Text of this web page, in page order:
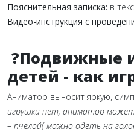
Пояснительная записка: в
Видео-инструкция с
?Подвижные
детей - как
Аниматор выносит яркую,
игрушки нет, аниматор
– пчелой( можно одеть на